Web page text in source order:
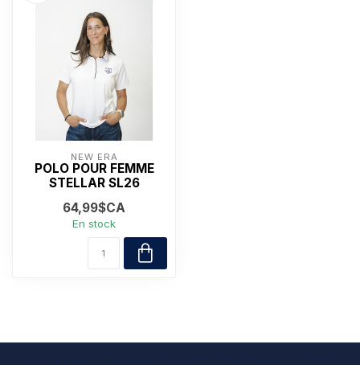
NEW ERA
POLO POUR FEMME
STELLAR SL26
64,99$CA
En stock